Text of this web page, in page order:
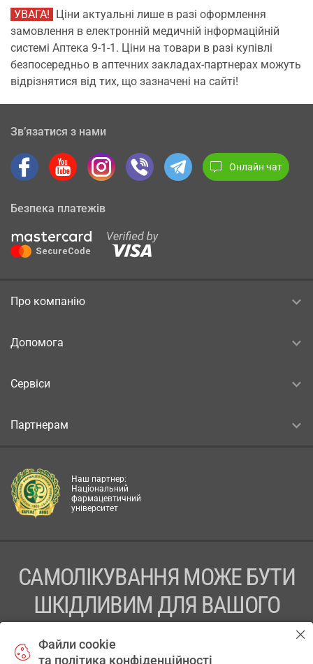
УВАГА! Ціни актуальні лише в разі оформлення
замовлення в електронній медичній інформаційній
системі Аптека 9-1-1. Ціни на товари в разі купівлі
безпосередньо в аптечних закладах-партнерах можуть
відрізнятися від тих, що зазначені на сайті!
Зв’язатися з нами
Онлайн чат
Безпека платежів
Про компанію
Допомога
Сервіси
Партнерам
Наш партнер:
Національний
фармацевтичний
університет
САМОЛІКУВАННЯ МОЖЕ БУТИ
ШКІДЛИВИМ ДЛЯ ВАШОГО
Файли cookie
та політика конфіденційності